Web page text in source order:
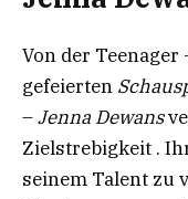
Von der
gefeierten
–Jenna Dewans
Zielstrebigkeit .
seinem Talent zu